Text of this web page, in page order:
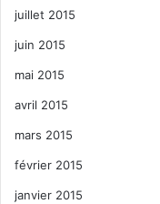
juillet 2015
juin 2015
mai 2015
avril 2015
mars 2015
février 2015
janvier 2015